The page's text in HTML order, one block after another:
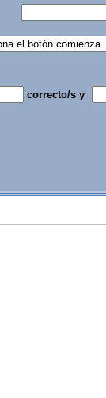
correcto/s y